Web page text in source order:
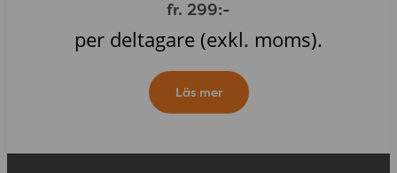
fr. 299:-
per deltagare (exkl. moms).
Läs mer